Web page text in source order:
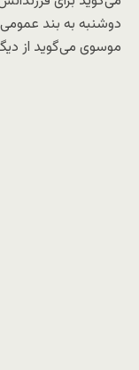
دوشنبه به بند
موسوی می‌گوید از